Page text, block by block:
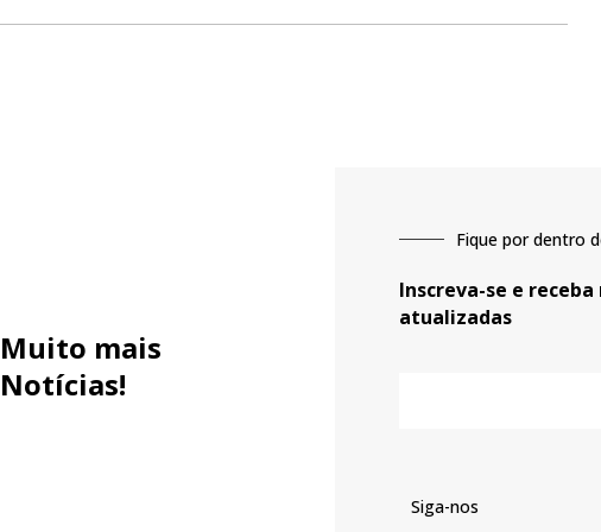
Muito mais
Notícias!
Fique por dentro
Inscreva-se e
atualizadas
Siga-nos